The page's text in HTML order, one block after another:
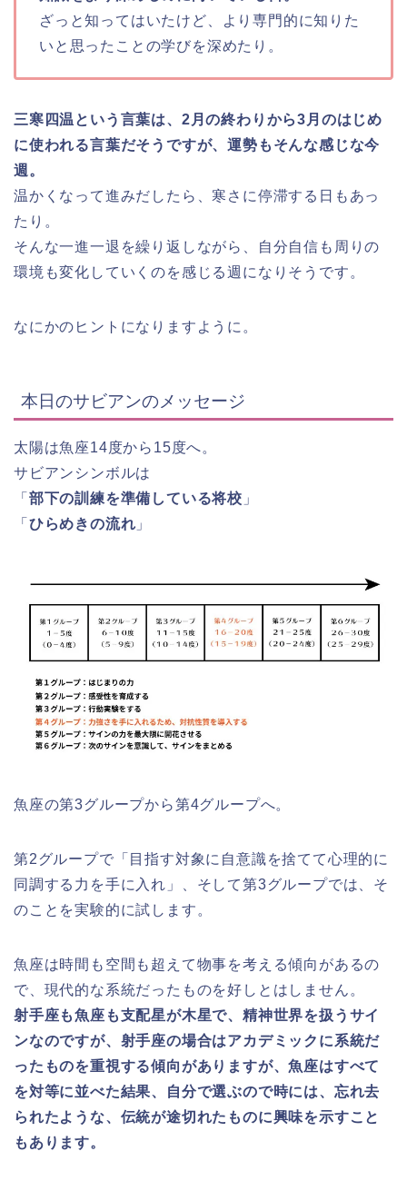
ざっと知ってはいたけど、より専門的に知りた
いと思ったことの学びを深めたり。
三寒四温という言葉は、2月の終わりから3月のはじめ
に使われる言葉だそうですが、運勢もそんな感じな今
週。
温かくなって進みだしたら、寒さに停滞する日もあっ
たり。
そんな一進一退を繰り返しながら、自分自信も周りの
環境も変化していくのを感じる週になりそうです。
なにかのヒントになりますように。
本日のサビアンのメッセージ
太陽は魚座14度から15度へ。
サビアンシンボルは
「 部下の訓練を準備している将校 」
「 ひらめきの流れ 」
魚座の第3グループから第4グループへ。
第2グループで「目指す対象に自意識を捨てて心理的に
同調する力を手に入れ」、そして第3グループでは、そ
のことを実験的に試します。
魚座は時間も空間も超えて物事を考える傾向があるの
で、現代的な系統だったものを好しとはしません。
射手座も魚座も支配星が木星で、精神世界を扱うサイ
ンなのですが、射手座の場合はアカデミックに系統だ
ったものを重視する傾向がありますが、魚座はすべて
を対等に並べた結果、自分で選ぶので時には、忘れ去
られたような、伝統が途切れたものに興味を示すこと
もあります。